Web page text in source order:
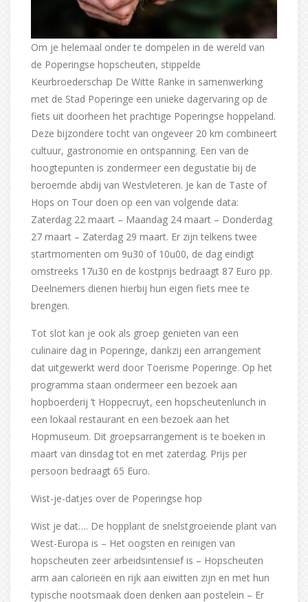
Om je helemaal onder te dompelen in de wereld van
de Poperingse hopscheuten, stippelde
Keurbroederschap De Witte Ranke in samenwerking
met de Stad Poperinge een unieke dagervaring op de
fiets uit doorheen het prachtige Poperingse hoppeland.
Deze bijzondere tocht van ongeveer 20 km combineert
cultuur, gastronomie en ontspanning. Een van de
hoogtepunten is zondermeer een degustatie bij de
beroemde abdij van Westvleteren. Je kan de Taste of
Hops on Tour doen op een van volgende data:
Zaterdag 22 maart – Maandag 24 maart – Donderdag
27 maart – Zaterdag 29 maart. Er zijn telkens twee
startmomenten om 9u30 of 10u00, de dag eindigt
omstreeks 17u30 en de kostprijs bedraagt 87 Euro pp.
Deelnemers dienen hierbij hun eigen fiets mee te
brengen.
Tot slot kan je ook als groep genieten van een
culinaire dag in Poperinge, dankzij een arrangement
dat uitgewerkt werd door Toerisme Poperinge. Op het
programma staan ondermeer een bezoek aan
hopboerderij ’t Hoppecruyt, een hopscheutenlunch in
een lokaal restaurant en een bezoek aan het
Hopmuseum. Dit groepsarrangement is te boeken in
maart van dinsdag tot en met zaterdag. Prijs per
persoon bedraagt 65 Euro.
Wist-je-datjes over de Poperingse hop
Wist je dat…. De hopplant de snelstgroeiende plant van
West-Europa is – Het oogsten en reinigen van
hopscheuten zeer arbeidsintensief is – Hopscheuten
arm aan calorieën en rijk aan eiwitten zijn en met hun
typische nootsmaak doen denken aan postelein – Er